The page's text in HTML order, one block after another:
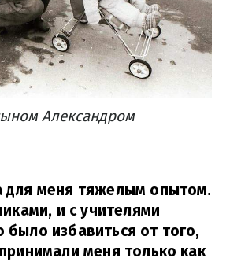
Александром
меня тяжелым опытом.
и с учителями
избавиться от того,
меня только как